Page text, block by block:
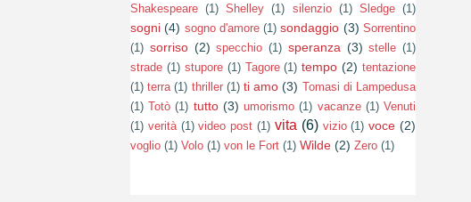
Shakespeare (1) Shelley (1) silenzio (1) Sledge (1)
sogni (4) sogno d'amore (1) sondaggio (3) Sorrentino
(1) sorriso (2) specchio (1) speranza (3) stelle (1)
strade (1) stupore (1) Tagore (1) tempo (2) tentazione
(1) terra (1) thriller (1) ti amo (3) Tomasi di Lampedusa
(1) Totò (1) tutto (3) umorismo (1) vacanze (1) Venuti
(1) verità (1) video post (1) vita (6) vizio (1) voce (2)
voglio (1) Volo (1) von le Fort (1) Wilde (2) Zero (1)